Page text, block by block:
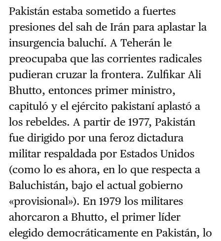
Pakistán estaba sometido a fuertes
presiones del sah de Irán para aplastar la
insurgencia baluchí. A Teherán le
preocupaba que las corrientes radicales
pudieran cruzar la frontera. Zulfikar Ali
Bhutto, entonces primer ministro,
capituló y el ejército pakistaní aplastó a
los rebeldes. A partir de 1977, Pakistán
fue dirigido por una feroz dictadura
militar respaldada por Estados Unidos
(como lo es ahora, en lo que respecta a
Baluchistán, bajo el actual gobierno
«provisional»). En 1979 los militares
ahorcaron a Bhutto, el primer líder
elegido democráticamente en Pakistán, lo